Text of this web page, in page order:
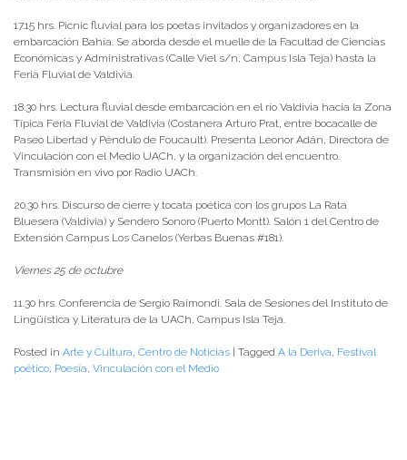
17.15 hrs. Picnic fluvial para los poetas invitados y organizadores en la
embarcación Bahía. Se aborda desde el muelle de la Facultad de Ciencias
Económicas y Administrativas (Calle Viel s/n, Campus Isla Teja) hasta la
Feria Fluvial de Valdivia.
18.30 hrs. Lectura fluvial desde embarcación en el río Valdivia hacia la Zona
Típica Feria Fluvial de Valdivia (Costanera Arturo Prat, entre bocacalle de
Paseo Libertad y Péndulo de Foucault). Presenta Leonor Adán, Directora de
Vinculación con el Medio UACh, y la organización del encuentro.
Transmisión en vivo por Radio UACh.
20.30 hrs. Discurso de cierre y tocata poética con los grupos La Rata
Bluesera (Valdivia) y Sendero Sonoro (Puerto Montt). Salón 1 del Centro de
Extensión Campus Los Canelos (Yerbas Buenas #181).
Viernes 25 de octubre
11.30 hrs. Conferencia de Sergio Raimondi. Sala de Sesiones del Instituto de
Lingüística y Literatura de la UACh, Campus Isla Teja.
Posted in Arte y Cultura Centro de Noticias | Tagged A la Deriva Festival
poético Poesía Vinculación con el Medio